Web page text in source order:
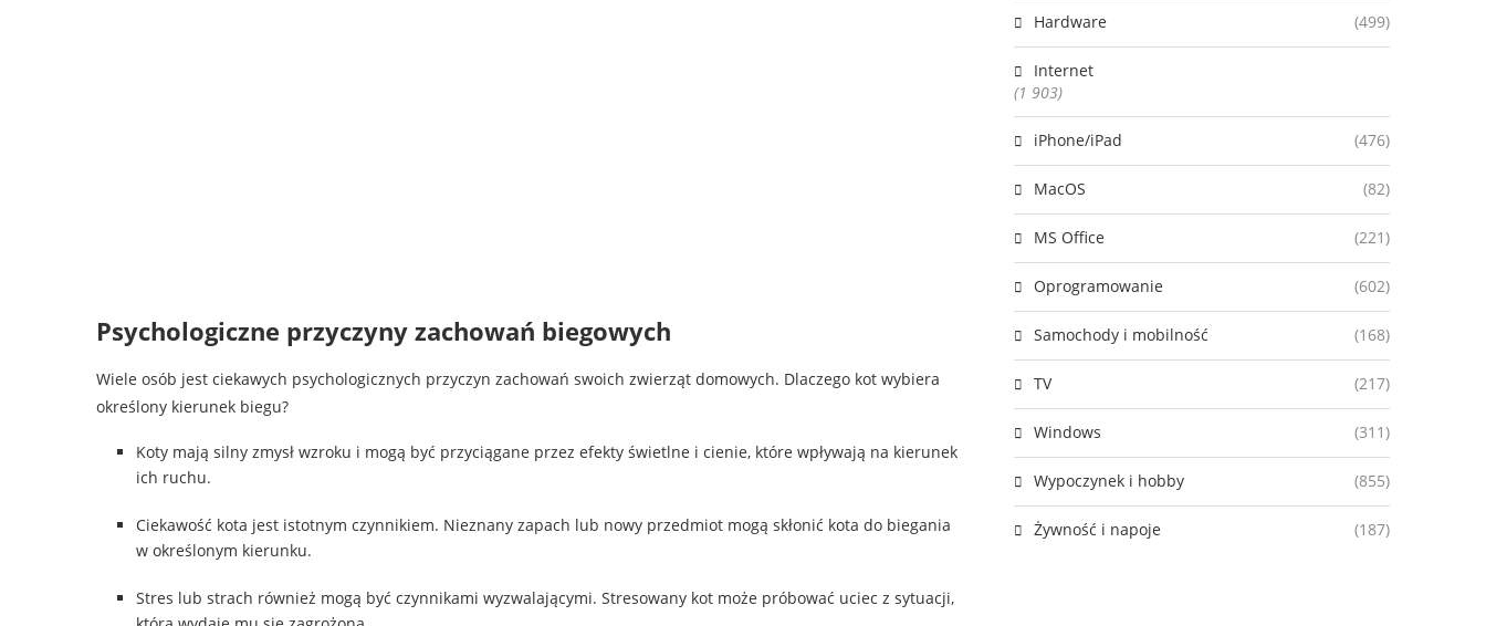
Psychologiczne przyczyny zachowań biegowych
Wiele osób jest ciekawych psychologicznych przyczyn zachowań swoich zwierząt domowych. Dlaczego kot wybiera
określony kierunek biegu?
Koty mają silny zmysł wzroku i mogą być przyciągane przez efekty świetlne i cienie, które wpływają na kierunek
ich ruchu.
Ciekawość kota jest istotnym czynnikiem. Nieznany zapach lub nowy przedmiot mogą skłonić kota do biegania
w określonym kierunku.
Stres lub strach również mogą być czynnikami wyzwalającymi. Stresowany kot może próbować uciec z sytuacji,
Hardware (499)
Internet
(1 903)
iPhone/iPad (476)
MacOS (82)
MS Office (221)
Oprogramowanie (602)
Samochody i mobilność (168)
TV (217)
Windows (311)
Wypoczynek i hobby (855)
Żywność i napoje (187)